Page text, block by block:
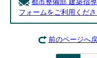
都市整備部 建築指
フォームをご利用くださ
前のページへ